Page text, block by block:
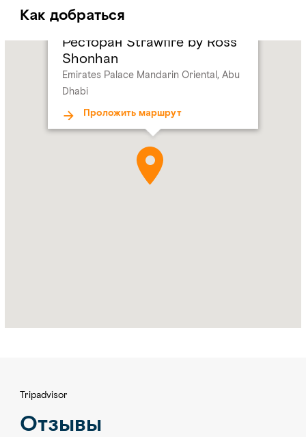
Как добраться
Ресторан
Address:Emirates
Ресторан Strawfire by Ross
Shonhan
Emirates Palace Mandarin Oriental, Abu
Dhabi
Проложить маршрут
Tripadvisor
Отзывы